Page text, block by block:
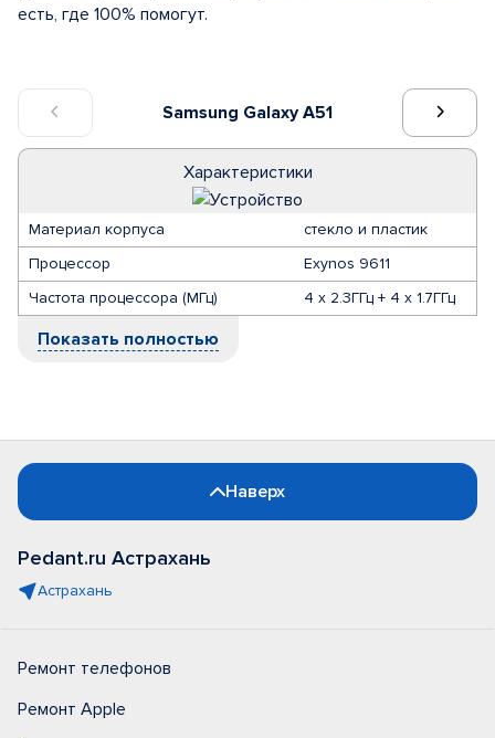
Samsung Galaxy A51
Характеристики
Материал корпуса
стекло и пластик
Процессор
Exynos 9611
Частота процессора (МГц)
4 x 2.3ГГц + 4 x 1.7ГГц
Показать полностью
есть, где 100% помогут.
Наверх
Pedant.ru Астрахань
Астрахань
Ремонт телефонов
Ремонт Apple